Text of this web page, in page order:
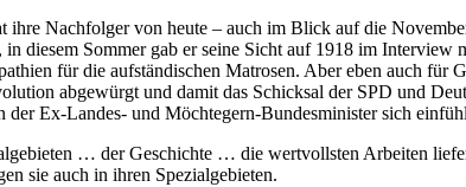
ihre Nachfolger von heute – auch im Blick auf die
diesem Sommer gab er seine Sicht auf 1918 im Interview
für die aufständischen Matrosen. Aber eben auch für
abgewürgt und damit das Schicksal der SPD und
Ex-Landes- und Möchtegern-Bundesminister sich
… der Geschichte … die wertvollsten Arbeiten
sie auch in ihren Spezialgebieten.